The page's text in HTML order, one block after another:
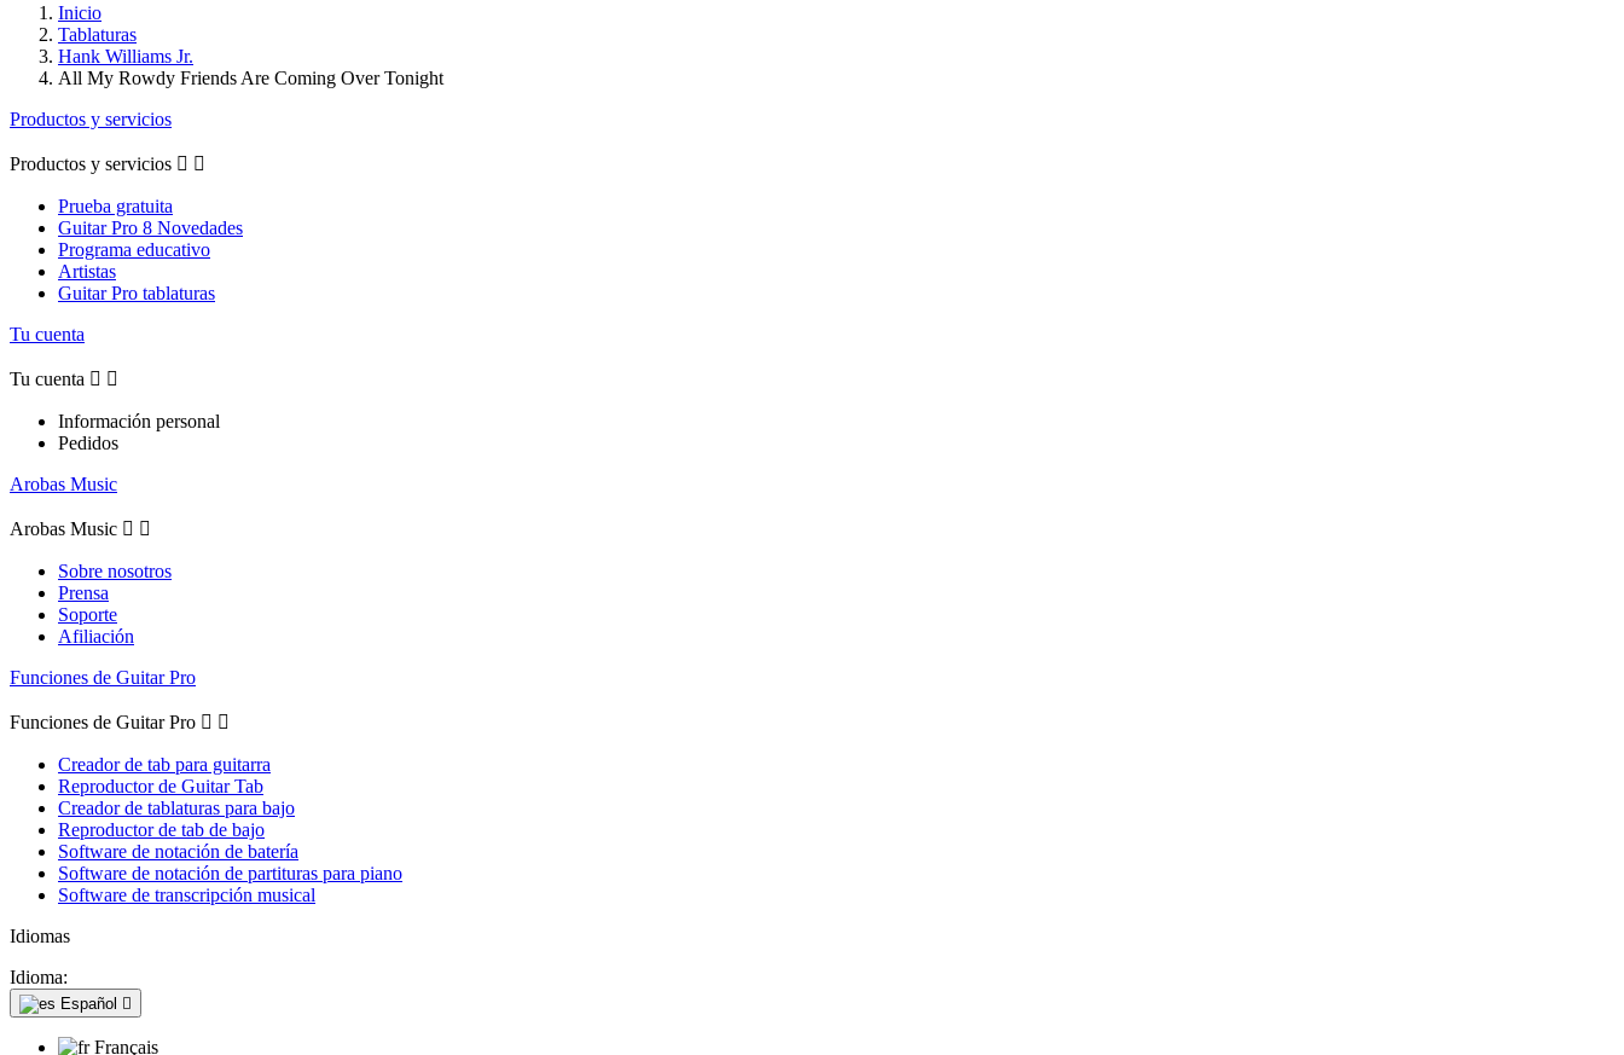
Inicio
Tablaturas
Hank Williams Jr.
All My Rowdy Friends Are Coming Over Tonight
Productos y servicios
Productos y servicios  
Prueba gratuita
Guitar Pro 8 Novedades
Programa educativo
Artistas
Guitar Pro tablaturas
Tu cuenta
Tu cuenta  
Información personal
Pedidos
Arobas Music
Arobas Music  
Sobre nosotros
Prensa
Soporte
Afiliación
Funciones de Guitar Pro
Funciones de Guitar Pro  
Creador de tab para guitarra
Reproductor de Guitar Tab
Creador de tablaturas para bajo
Reproductor de tab de bajo
Software de notación de batería
Software de notación de partituras para piano
Software de transcripción musical
Idiomas
Idioma:
Español 
Français